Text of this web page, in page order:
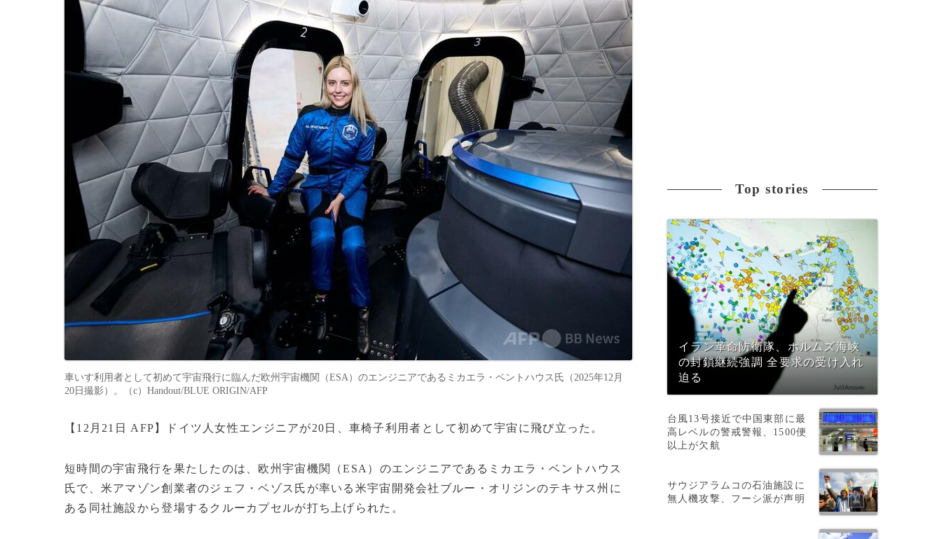
車いす利用者として初めて宇宙飛行に臨んだ欧州宇宙機関（ESA）のエンジニアであるミカエラ・ベントハウス氏（2025年12月
20日撮影）。（c）Handout/BLUE ORIGIN/AFP
【12月21日 AFP】ドイツ人女性エンジニアが20日、車椅子利用者として初めて宇宙に飛び立った。
短時間の宇宙飛行を果たしたのは、欧州宇宙機関（ESA）のエンジニアであるミカエラ・ベントハウス
氏で、米アマゾン創業者のジェフ・ベゾス氏が率いる米宇宙開発会社ブルー・オリジンのテキサス州に
ある同社施設から登場するクルーカプセルが打ち上げられた。
Top stories
イラン革命防衛隊、ホルムズ海峡
の封鎖継続強調 全要求の受け入れ
迫る
台風13号接近で中国東部に最
高レベルの警戒警報、1500便
以上が欠航
サウジアラムコの石油施設に
無人機攻撃、フーシ派が声明